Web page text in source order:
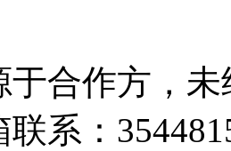
于合作方，
系：